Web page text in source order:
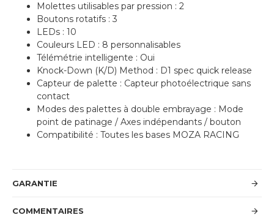
Molettes utilisables par pression : 2
Boutons rotatifs : 3
LEDs : 10
Couleurs LED : 8 personnalisables
Télémétrie intelligente : Oui
Knock-Down (K/D) Method : D1 spec quick release
Capteur de palette : Capteur photoélectrique sans
contact
Modes des palettes à double embrayage : Mode
point de patinage / Axes indépendants / bouton
Compatibilité : Toutes les bases MOZA RACING
GARANTIE
COMMENTAIRES